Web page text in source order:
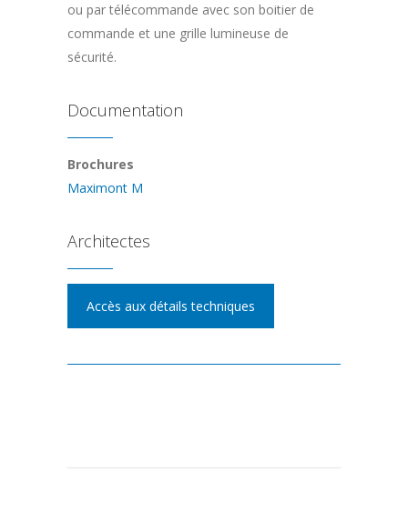
ou par télécommande avec son boitier de
commande et une grille lumineuse de
sécurité.
Documentation
Brochures
Maximont M
Architectes
Accès aux détails techniques